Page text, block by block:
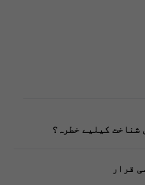
شناخت کیلیے خطرہ؟
قرار